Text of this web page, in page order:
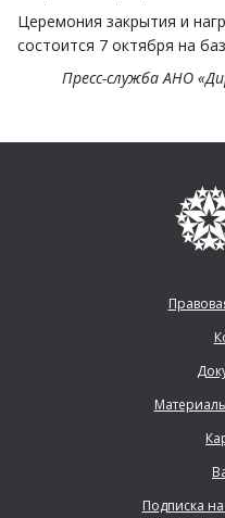
Церемония закрытия и
состоится 7 октября на
Пресс-служба АНО
Подписка